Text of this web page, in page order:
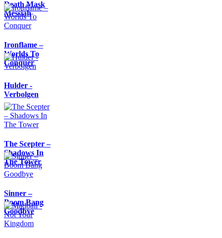
Death Mask
Messiah
Ironflame –
Worlds To
Conquer
Hulder -
Verbolgen
The Scepter –
Shadows In
The Tower
Sinner –
Boom Bang
Goodbye